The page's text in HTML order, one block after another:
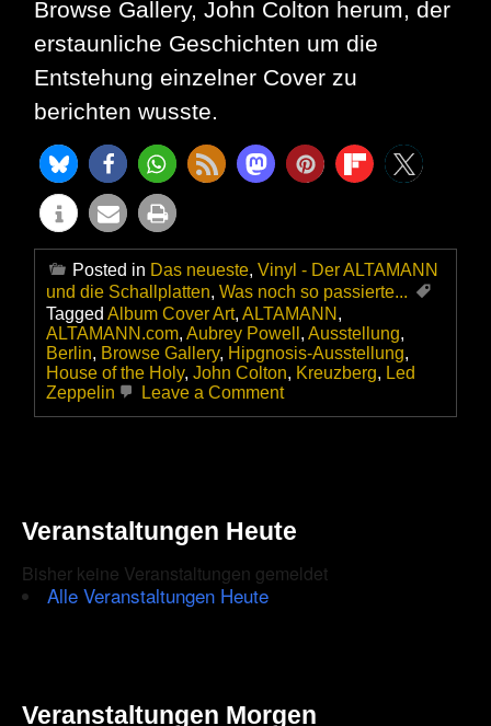
Browse Gallery, John Colton herum, der
erstaunliche Geschichten um die
Entstehung einzelner Cover zu
berichten wusste.
Posted in Das neueste, Vinyl - Der ALTAMANN
und die Schallplatten, Was noch so passierte...
Tagged Album Cover Art, ALTAMANN ,
ALTAMANN.com, Aubrey Powell , Ausstellung,
Berlin, Browse Gallery, Hipgnosis-Ausstellung,
House of the Holy, John Colton, Kreuzberg, Led
Zeppelin
Leave a Commenton
noch
Veranstaltungen Heute
Bisher keine Veranstaltungen gemeldet
Alle Veranstaltungen Heute
Veranstaltungen Morgen